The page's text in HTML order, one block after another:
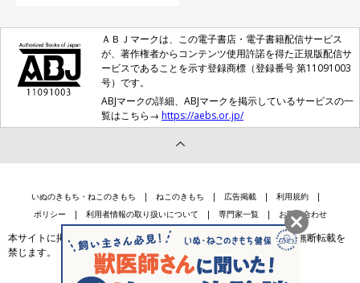
ＡＢＪマークは、この電子書店・電子書籍配信サービス
が、著作権者からコンテンツ使用許諾を得た正規版配信サ
ービスであることを示す登録商標（登録番号 第11091003
号）です。
ABJマークの詳細、ABJマークを掲示しているサービスの一
覧はこちら→ https://aebs.or.jp/
いぬのきもち・ねこのきもち ねこのきもち 広告掲載
利用規約
ポリシー
利用者情報の取り扱いについて 専門家一覧 お問い合わせ
本サイトに掲載されている記事・写真・イラスト等のコンテンツの無断転載を
禁じます。
会社案内 個人情報保護法に基づく公表事項等